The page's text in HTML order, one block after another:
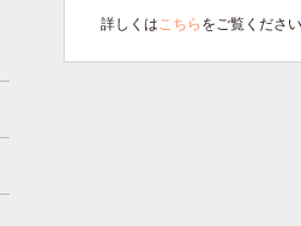
詳しくはこちら をご覧くださ